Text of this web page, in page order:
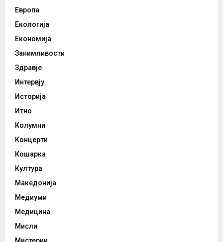
Европа
Екологија
Економија
Занимливости
Здравје
Интервју
Историја
Итно
Колумни
Концерти
Кошарка
Култура
Македонија
Медиуми
Медицина
Мисли
Мистерии